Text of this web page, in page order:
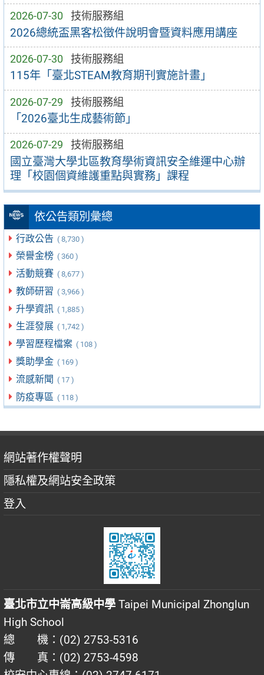
2026-07-30 技術服務組
2026總統盃黑客松徵件說明會暨資料應用講座
2026-07-30 技術服務組
115年「臺北STEAM教育期刊實施計畫」
2026-07-29 技術服務組
「2026臺北生成藝術節」
2026-07-29 技術服務組
國立臺灣大學北區教育學術資訊安全維運中心辦
理「校園個資維護重點與實務」課程
依公告類別彙總
行政公告 ( 8,730 )
榮譽金榜 ( 360 )
活動競賽 ( 8,677 )
教師研習 ( 3,966 )
升學資訊 ( 1,885 )
生涯發展 ( 1,742 )
學習歷程檔案 ( 108 )
獎助學金 ( 169 )
流感新聞 ( 17 )
防疫專區 ( 118 )
網站著作權聲明
隱私權及網站安全政策
登入
臺北市立中崙高級中學 Taipei Municipal Zhonglun
High School
總 機：(02) 2753-5316
傳 真：(02) 2753-4598